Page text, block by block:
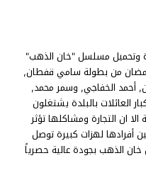
الحلقة 12 مشاهدة وتحميل مسلسل "خان الذهب"
رمضان من بطولة سامي قفطان,
أحمد الخفاجي, وسمر محمد,
العائلات بالبلدة يشتغلون
ان التجارة ومشاكلها تؤثر
أفرادها لهزات كبيرة توصل
12 من مسلسل خان الذهب بجودة عالية حصرياً